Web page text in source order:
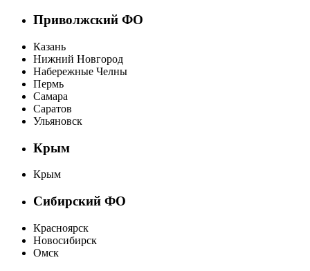
Приволжский ФО
Казань
Нижний Новгород
Набережные Челны
Пермь
Самара
Саратов
Ульяновск
Крым
Крым
Сибирский ФО
Красноярск
Новосибирск
Омск